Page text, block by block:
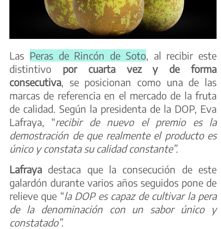
Las Peras de Rincón de Soto, al recibir este
distintivo por cuarta vez y de forma
consecutiva, se posicionan como una de las
marcas de referencia en el mercado de la fruta
de calidad. Según la presidenta de la DOP, Eva
Lafraya, “recibir de nuevo el premio es la
demostración de que realmente el producto es
único y constata su calidad constante”.
Lafraya destaca que la consecución de este
galardón durante varios años seguidos pone de
relieve que “la DOP es capaz de cultivar la pera
de la denominación con un sabor único y
constatado”.